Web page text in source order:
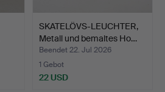
SKATELÖVS-LEUCHTER,
Metall und bemaltes Ho…
Beendet 22. Jul 2026
1 Gebot
22 USD